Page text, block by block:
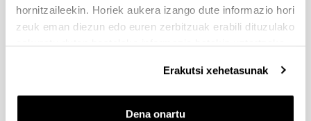
hornitzaileekin. Horiek aukera izango dute informazio hori
zeuk eman diezun edo euren zerbitzuak erabili dituzulako
eskuratu duten bestelako informazio batekin uztartzeko.
Erakutsi xehetasunak
Dena onartu